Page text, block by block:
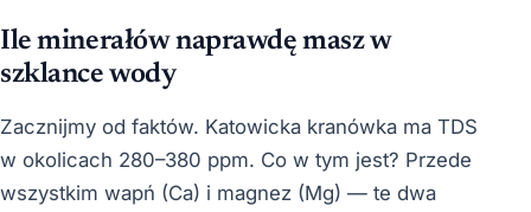
Ile minerałów naprawdę masz w
szklance wody
Zacznijmy od faktów. Katowicka kranówka ma TDS
w okolicach 280–380 ppm. Co w tym jest? Przede
wszystkim wapń (Ca) i magnez (Mg) — te dwa